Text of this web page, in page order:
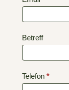
Betreff
Telefon *